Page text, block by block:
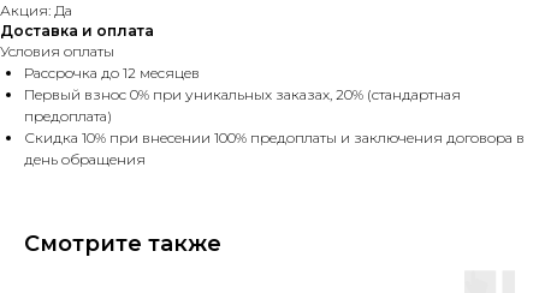
Акция: Да
Доставка и оплата
Условия оплаты
Рассрочка до 12 месяцев
Первый взнос 0% при уникальных заказах, 20% (стандартная
предоплата)
Скидка 10% при внесении 100% предоплаты и заключения договора в
день обращения
Смотрите также